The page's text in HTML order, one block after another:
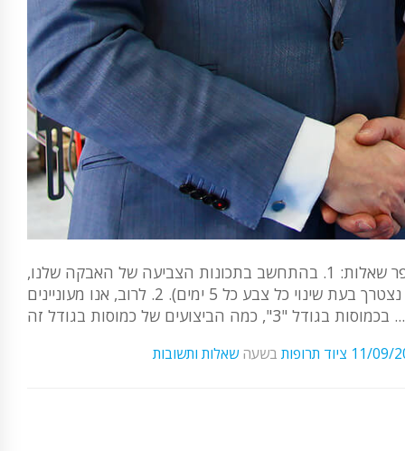
שאלת לקוח: מעוניין בציוד מילוי כמוסות למחצה אוטומטית. יש גם מספר שאלות: 1. בהתחשב בתכונות הצביעה של האבקה שלנו,
כמה לוחות בטון (דיסקים נשלפים) כלולים? (יש לנו 12 צבעים, כמה נצטרך בעת שינוי כל צבע כל 5 ימים). 2. לרוב, אנו מעוניינים
בכמוסות בגודל "3", כמה הביצועים של כמוסות בגודל זה ...
11/09/ ציוד תרופות בשעהשאלות ותשובות